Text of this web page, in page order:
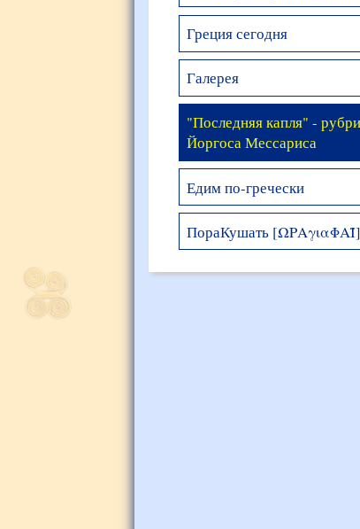
Греция сегодня
Галерея
"Последняя капля" -
Йоргоса Мессариса
Едим по-гречески
ПораКушать [ΩΡΑγιαΦΑΪ]